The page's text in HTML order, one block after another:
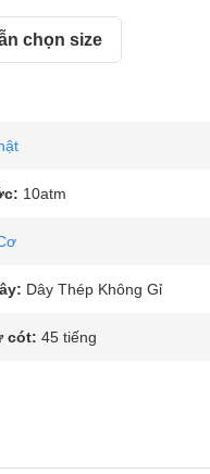
chọn size
10atm
Dây Thép Không Gỉ
cót: 45 tiếng